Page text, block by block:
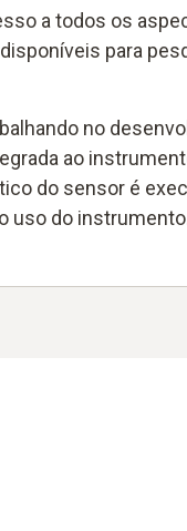
a todos os
para
no
ao
do sensor é
uso do